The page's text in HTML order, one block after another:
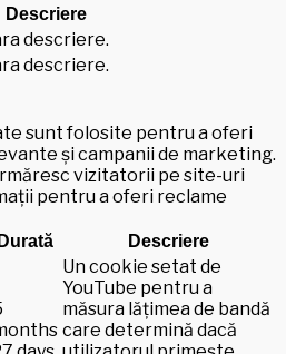
Descriere
descriere.
descriere.
sunt folosite pentru a oferi
și campanii de marketing.
vizitatorii pe site-uri
pentru a oferi reclame
Durată Descriere
Un cookie setat de
YouTube pentru a
măsura lățimea de bandă
care determină dacă